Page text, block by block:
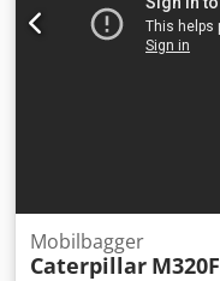
Mobilbagger
Caterpillar M320F